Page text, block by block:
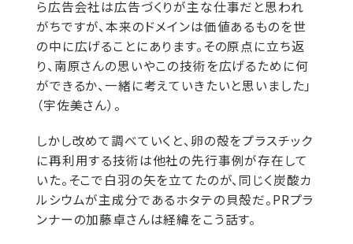
ら広告会社は広告づくりが主な仕事だと思われ
がちですが、本来のドメインは価値あるものを世
の中に広げることにあります。その原点に立ち返
り、南原さんの思いやこの技術を広げるために何
ができるか、一緒に考えていきたいと思いました」
（宇佐美さん）。
しかし改めて調べていくと、卵の殻をプラスチック
に再利用する技術は他社の先行事例が存在して
いた。そこで白羽の矢を立てたのが、同じく炭酸カ
ルシウムが主成分であるホタテの貝殻だ。PRプラ
ンナーの加藤卓さんは経緯をこう話す。